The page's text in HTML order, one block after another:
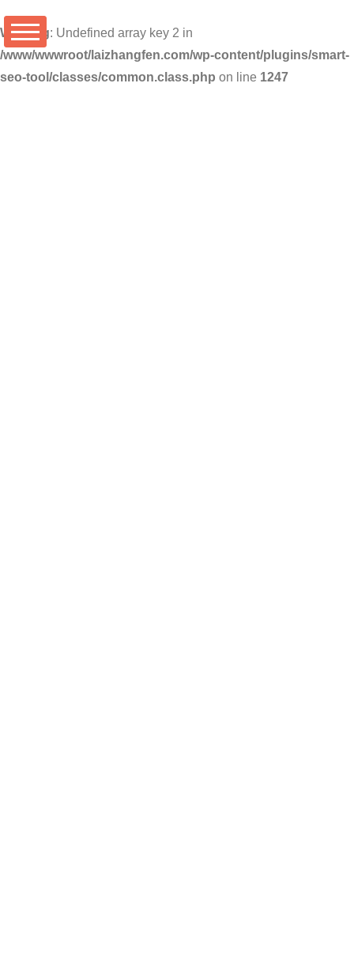
Warning: Undefined array key 2 in
/www/wwwroot/laizhangfen.com/wp-content/plugins/smart-
seo-tool/classes/common.class.php on line 1247